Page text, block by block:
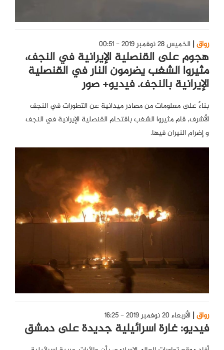
رواق الخميس 28 نوفمبر 2019 - 00:51
هجوم على القنصلية الإيرانية في النجف،
مثيروا الشغب يضرمون النار في القنصلية
الإيرانية بالنجف. فيديو+ صور
بناءً على معلومات من مصادر ميدانية عن التطورات في النجف
الأشرف, قام مثيروا الشغب باقتحام القنصلية الإيرانية في النجف
و إضرام النيران فيها.
رواق الأربعاء 20 نوفمبر 2019 - 16:25
فيديو: غارة اسرائيلية جديدة على دمشق